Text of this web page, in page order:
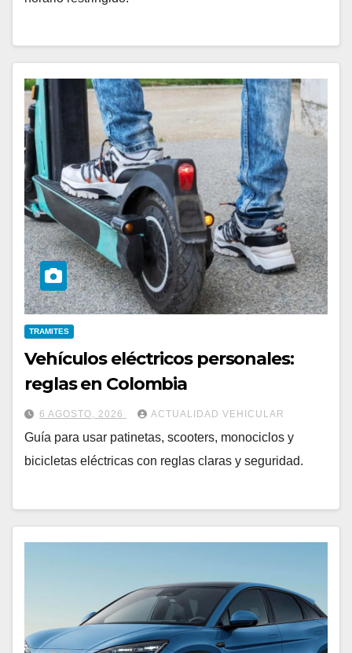
TRAMITES
Vehículos eléctricos personales:
reglas en Colombia
6 AGOSTO, 2026 ACTUALIDAD VEHICULAR
Guía para usar patinetas, scooters, monociclos y
bicicletas eléctricas con reglas claras y seguridad.